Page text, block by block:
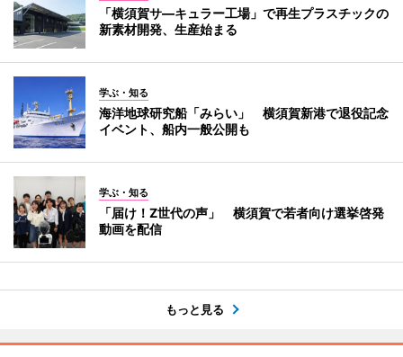
「横須賀サ―キュラー工場」で再生プラスチックの
新素材開発、生産始まる
学ぶ・知る
海洋地球研究船「みらい」 横須賀新港で退役記念
イベント、船内一般公開も
学ぶ・知る
「届け！Z世代の声」 横須賀で若者向け選挙啓発
動画を配信
もっと見る